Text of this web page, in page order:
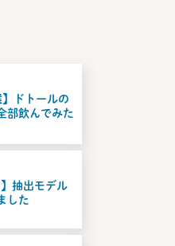
】ドトールの
部飲んでみた
】抽出モデル
した